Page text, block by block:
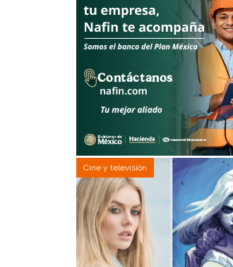
Cine y televisión